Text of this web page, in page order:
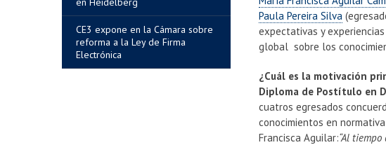
CE3 expone en la Cámara sobre
reforma a la Ley de Firma
Electrónica
Paula Pereira Silva
expectativas y
global sobre los
¿Cuál es la motivación
Diploma de Postítulo en
cuatros egresados
conocimientos en
Francisca Aguilar:“Al